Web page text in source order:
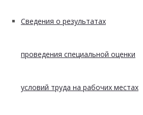
Сведения о результатах
проведения специальной оценки
условий труда на рабочих местах